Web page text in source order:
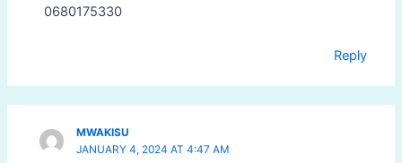
0680175330
Reply
MWAKISU
JANUARY 4, 2024 AT 4:47 AM